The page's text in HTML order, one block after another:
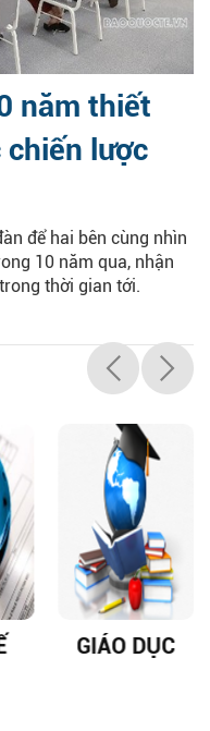
năm thiết
chiến lược
để hai bên cùng nhìn
10 năm qua, nhận
thời gian tới.
GIÁO DỤC